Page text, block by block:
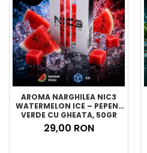
AROMA NARGHILEA NIC3
WATERMELON ICE – PEPENE
VERDE CU GHEATA, 50GR
29,00 RON